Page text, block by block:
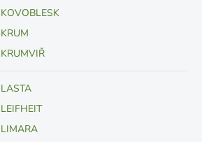
KOVOBLESK
KRUM
KRUMVIŘ
LASTA
LEIFHEIT
LIMARA